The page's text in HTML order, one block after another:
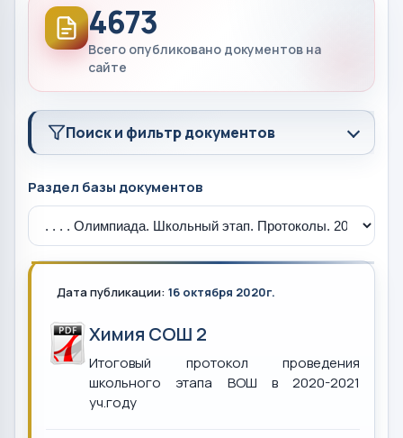
4673
Всего опубликовано документов на
сайте
Поиск и фильтр документов
Раздел базы документов
Дата публикации: 16 октября 2020г.
Химия СОШ 2
Итоговый протокол проведения
школьного этапа ВОШ в 2020-2021
уч.году